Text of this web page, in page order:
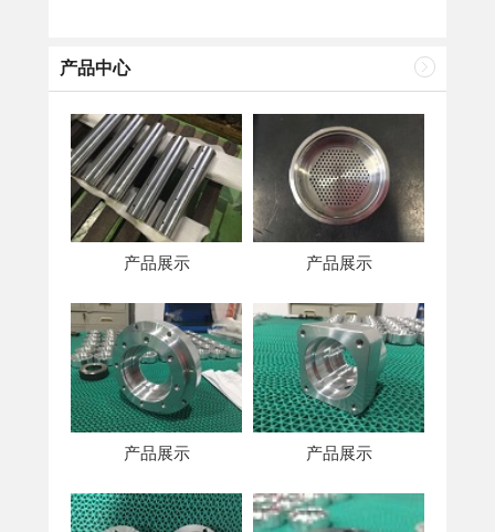
产品中心
产品展示 产品展示
产品展示 产品展示